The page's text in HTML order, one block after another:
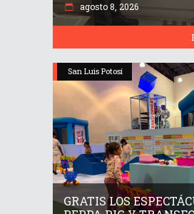
agosto 8, 2026
San Luis Potosí
GRATIS LOS